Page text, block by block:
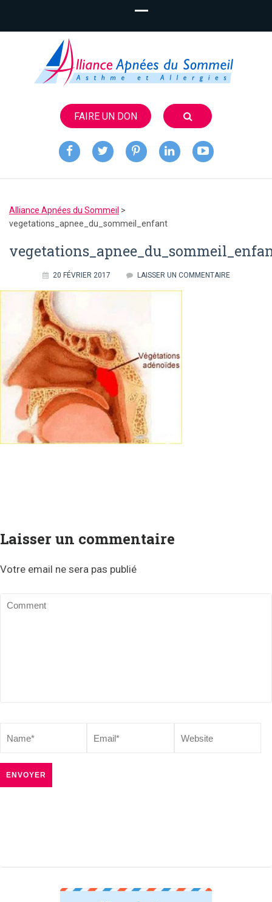
FAIRE UN DON
Alliance
Apnées du
Sommeil
Alliance Apnées du Sommeil >
vegetations_apnee_du_sommeil_enfant
20 FÉVRIER 2017 LAISSER UN COMMENTAIRE
Laisser un commentaire
Votre email ne sera pas publié